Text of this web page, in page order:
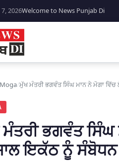
2026Welcome to News Punjab Di
Moga/ਮੁੱਖ ਮੰਤਰੀ ਭਗਵੰਤ ਸਿੰਘ ਮਾਨ ਨੇ ਮੋਗਾ
ਭਗਵੰਤ ਸਿੰਘ
ਇਕੱਠ ਨੂੰ ਸੰਬੋਧਨ